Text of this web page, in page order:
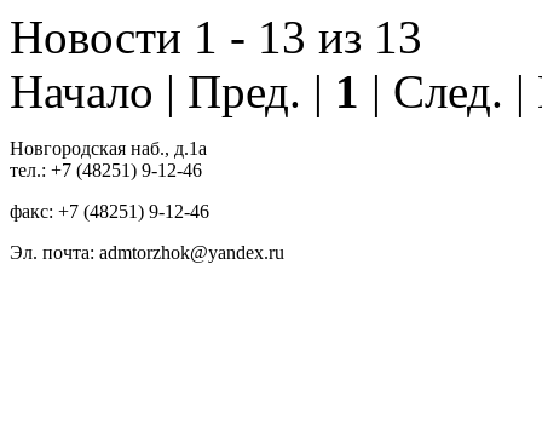
Новости 1 - 13 из 13
Начало | Пред. | 1 | След.
Новгородская наб., д.1а
тел.: +7 (48251) 9-12-46
факс: +7 (48251) 9-12-46
Эл. почта: admtorzhok@yandex.ru